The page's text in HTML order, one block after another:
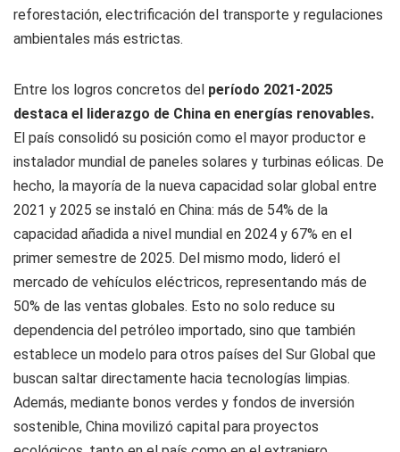
reforestación, electrificación del transporte y regulaciones
ambientales más estrictas.
Entre los logros concretos del período 2021-2025
destaca el liderazgo de China en energías renovables.
El país consolidó su posición como el mayor productor e
instalador mundial de paneles solares y turbinas eólicas. De
hecho, la mayoría de la nueva capacidad solar global entre
2021 y 2025 se instaló en China: más de 54% de la
capacidad añadida a nivel mundial en 2024 y 67% en el
primer semestre de 2025. Del mismo modo, lideró el
mercado de vehículos eléctricos, representando más de
50% de las ventas globales. Esto no solo reduce su
dependencia del petróleo importado, sino que también
establece un modelo para otros países del Sur Global que
buscan saltar directamente hacia tecnologías limpias.
Además, mediante bonos verdes y fondos de inversión
sostenible, China movilizó capital para proyectos